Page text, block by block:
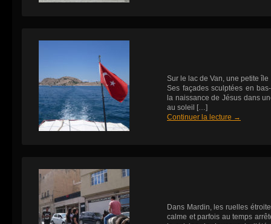
Sur le lac de Van, une petite
Ses façades sculptées en
la naissance de Jésus dans
au soleil […]
Continuer la lecture →
Dans Mardin, les ruelles
calme et parfois au temps